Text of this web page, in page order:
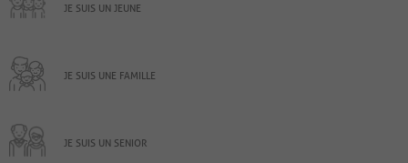
JE SUIS UN JEUNE
JE SUIS UNE FAMILLE
JE SUIS UN SENIOR